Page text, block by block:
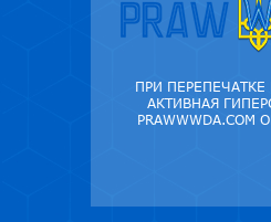
ПРИ
АКТИВНАЯ
PRAWWWDA.COM